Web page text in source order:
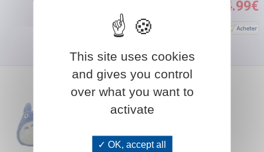
34.99€
Coussin Peluche Mon Voisin
Bleu
En savoir plus ?
This site uses cookies
and gives you control
over what you want to
activate
OK, accept all